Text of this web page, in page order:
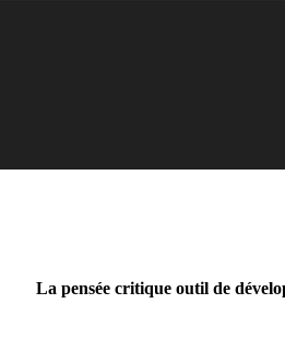
La pensée critique outil de